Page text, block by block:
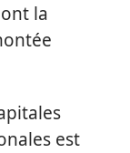
la
est